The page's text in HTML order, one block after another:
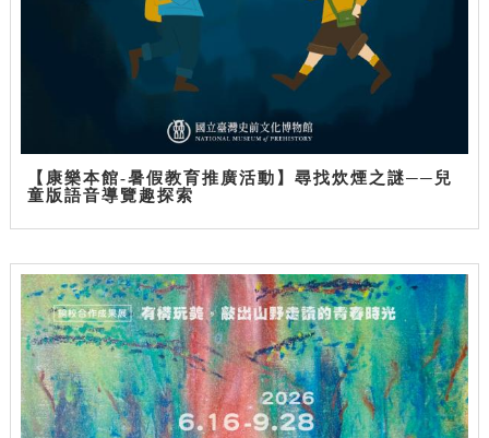
【康樂本館-暑假教育推廣活動】尋找炊煙之謎──兒
童版語音導覽趣探索